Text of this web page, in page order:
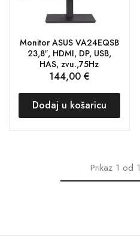
Monitor ASUS VA24EQSB
23,8″, HDMI, DP, USB,
HAS, zvu.,75Hz
144,00 €
Dodaj u košaricu
Prikaz1 od 1